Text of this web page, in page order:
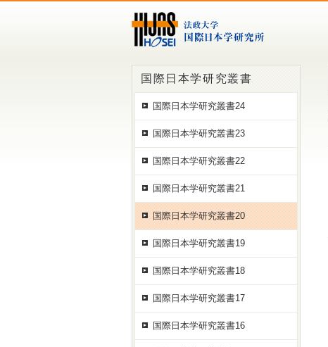
国際日本学研究叢書
国際日本学研究叢書24
国際日本学研究叢書23
国際日本学研究叢書22
国際日本学研究叢書21
国際日本学研究叢書20
国際日本学研究叢書19
国際日本学研究叢書18
国際日本学研究叢書17
国際日本学研究叢書16